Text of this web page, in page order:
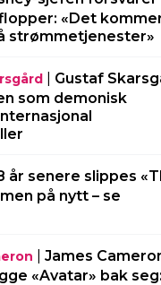
«Det
strømmetjenester»
| Gustaf
som demonisk
år senere slippes
på nytt – se
James
«Avatar» bak seg: